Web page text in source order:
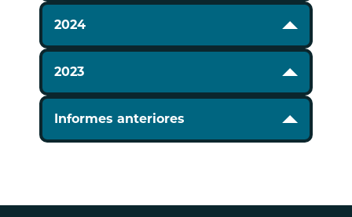
2024
2023
Informes anteriores